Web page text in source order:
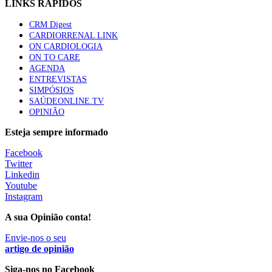
sustentável para os sistemas de saúde”
Trodelvy aprovado para primeira linha no cancro da
mama triplo negativo metastático em doentes não
elegíveis para inibidores PD-(L)1
61 visualizações
para ajudar a controlar a hipertensão
MAIS NOTÍCIAS
Mais de 400 utentes beneficiaram de comparticipação reforçada
para tratamentos de infertilidade na Madeira
6 Ago, 2026|0 Comments
LINKS RÁPIDOS
CRM Digest
CARDIORRENAL LINK
ON CARDIOLOGIA
ON TO CARE
AGENDA
ENTREVISTAS
SIMPÓSIOS
SAÚDEONLINE.TV
OPINIÃO
Esteja sempre informado
Facebook
Twitter
Linkedin
Youtube
Instagram
A sua Opinião conta!
Envie-nos o seu
artigo de opinião
Siga-nos no Facebook